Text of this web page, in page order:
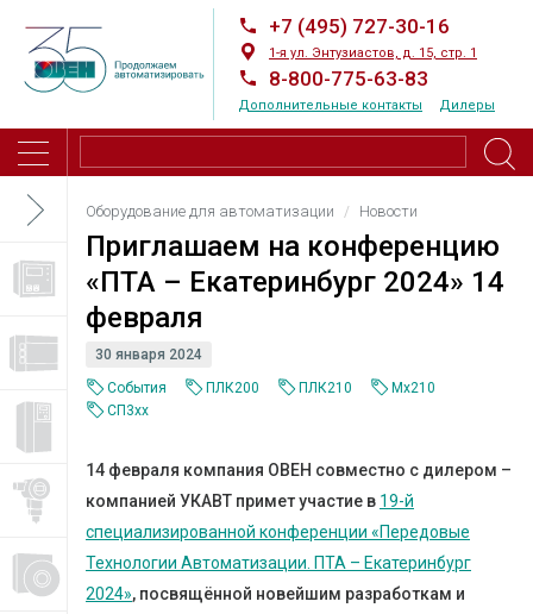
+7 (495) 727-30-16
1-я ул. Энтузиастов, д. 15, стр. 1
8-800-775-63-83
Дополнительные контакты Дилеры
Оборудование для автоматизации Новости
Приглашаем на конференцию
«ПТА – Екатеринбург 2024» 14
февраля
30 января 2024
События
ПЛК200 ПЛК210
Mx210
СП3хх
14 февраля компания ОВЕН совместно с дилером –
компанией УКАВТ примет участие в 19-й
специализированной конференции «Передовые
Технологии Автоматизации. ПТА – Екатеринбург
2024», посвящённой новейшим разработкам и